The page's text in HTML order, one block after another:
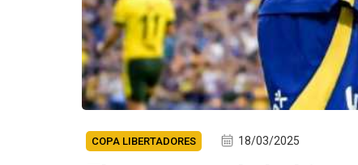
COPA LIBERTADORES 18/03/2025